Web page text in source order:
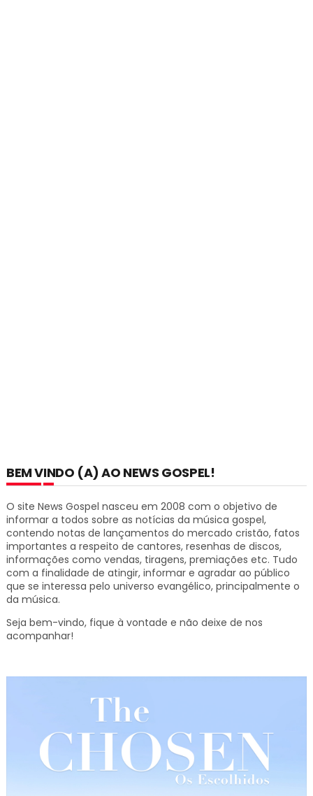
BEM VINDO (A) AO NEWS GOSPEL!
O site News Gospel nasceu em 2008 com o objetivo de
informar a todos sobre as notícias da música gospel,
contendo notas de lançamentos do mercado cristão, fatos
importantes a respeito de cantores, resenhas de discos,
informações como vendas, tiragens, premiações etc. Tudo
com a finalidade de atingir, informar e agradar ao público
que se interessa pelo universo evangélico, principalmente o
da música.
Seja bem-vindo, fique à vontade e não deixe de nos
acompanhar!